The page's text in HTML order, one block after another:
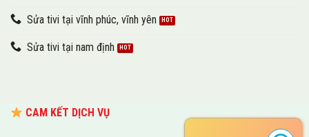
Sửa tivi tại vĩnh phúc, vĩnh yên
Sửa tivi tại nam định
CAM KẾT DỊCH VỤ